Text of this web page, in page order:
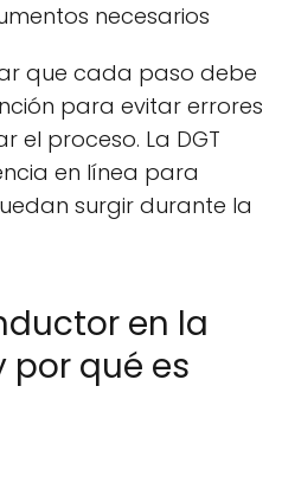
necesarios
que cada paso debe
para evitar errores
el proceso. La DGT
en línea para
surgir durante la
en la
por qué es